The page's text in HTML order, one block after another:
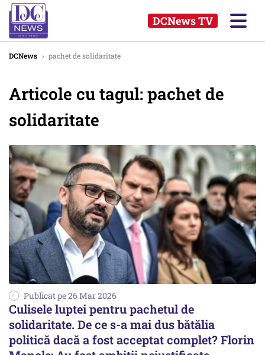
DCNews TV
DCNews › pachet de solidaritate
Articole cu tagul: pachet de
solidaritate
Publicat pe 26 Mar 2026
Culisele luptei pentru pachetul de
solidaritate. De ce s-a mai dus bătălia
politică dacă a fost acceptat complet? Florin